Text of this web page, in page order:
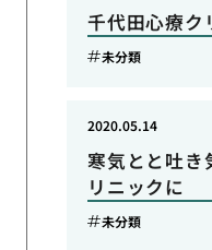
千代田心療ク
未分類
寒気とと吐き
リニックに
2020.05.14
未分類